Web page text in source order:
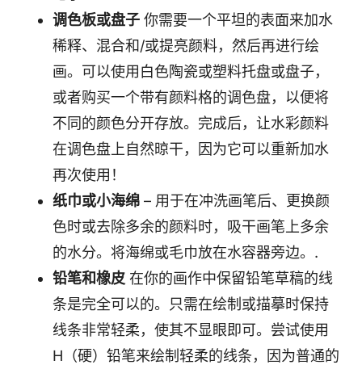
调色板或盘子 你需要一个平坦的表面来加水
稀释、混合和/或提亮颜料，然后再进行绘
画。可以使用白色陶瓷或塑料托盘或盘子，
或者购买一个带有颜料格的调色盘，以便将
不同的颜色分开存放。完成后，让水彩颜料
在调色盘上自然晾干，因为它可以重新加水
再次使用！
纸巾或小海绵 – 用于在冲洗画笔后、更换颜
色时或去除多余的颜料时，吸干画笔上多余
的水分。将海绵或毛巾放在水容器旁边。.
铅笔和橡皮 在你的画作中保留铅笔草稿的线
条是完全可以的。只需在绘制或描摹时保持
线条非常轻柔，使其不显眼即可。尝试使用
H（硬）铅笔来绘制轻柔的线条，因为普通的